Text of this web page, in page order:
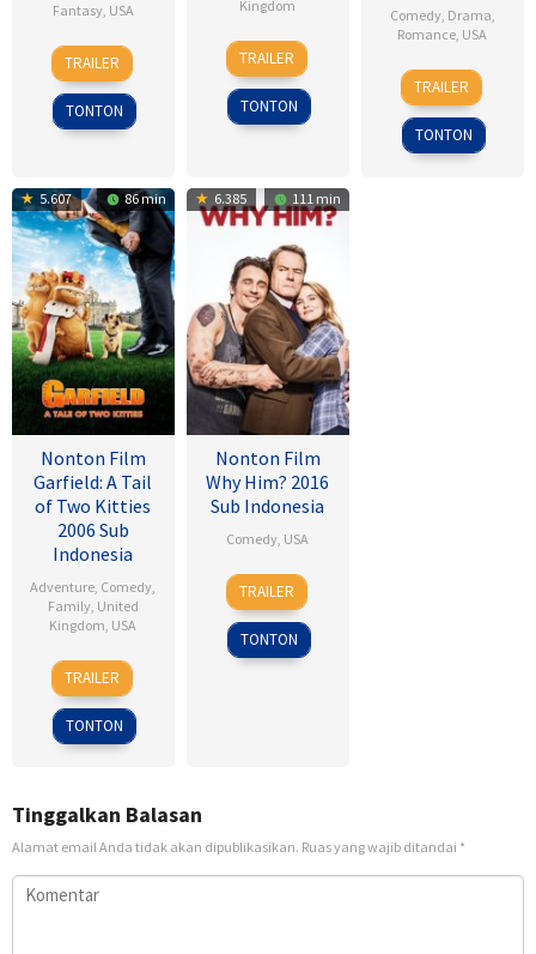
Fantasy, USA
7
Mar
2013
Sam
Raimi
TRAILER
TONTON
Kingdom
17
Jan
2007
Sean
Ellis
TRAILER
TONTON
Comedy, Drama,
Romance, USA
6
Feb
2009
Ken
Kwapis
TRAILER
TONTON
5.607 86 min
Nonton Film
Garfield: A Tail
of Two Kitties
2006 Sub
Indonesia
Adventure, Comedy,
Family, United
Kingdom, USA
15
Jun
2006
Tim
Hill
TRAILER
TONTON
6.385 111 min
Nonton Film
Why Him? 2016
Sub Indonesia
Comedy, USA
22
Dec
2016
John
Hamburg
TRAILER
TONTON
Tinggalkan Balasan
Alamat email Anda tidak akan dipublikasikan. Ruas yang wajib ditandai *